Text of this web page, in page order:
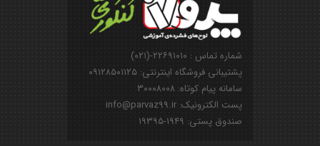
شماره تماس : ۲۲۶۹۱۰۱۰-(۰۲۱)
پشتیبانی فروشگاه اینترنتی: ۰۹۱۲۸۵۰۱۱۲۵
سامانه پیام کوتاه: ۳۰۰۰۸۰۰۸
پست الکترونیک: info@parvaz99.ir
صندوق پستی: ۱۹۴۹-۱۹۳۹۵